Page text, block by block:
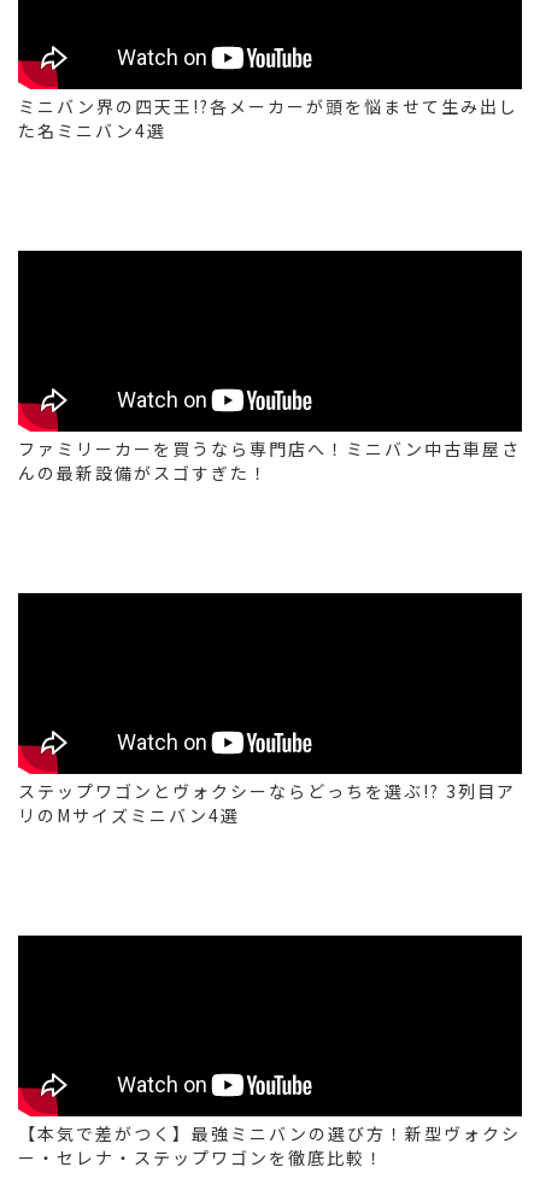
ミニバン界の四天王!?各メーカーが頭を悩ませて生み出し
た名ミニバン4選
ファミリーカーを買うなら専門店へ！ミニバン中古車屋さ
んの最新設備がスゴすぎた！
ステップワゴンとヴォクシーならどっちを選ぶ!? 3列目ア
リのMサイズミニバン4選
【本気で差がつく】最強ミニバンの選び方！新型ヴォクシ
ー・セレナ・ステップワゴンを徹底比較！